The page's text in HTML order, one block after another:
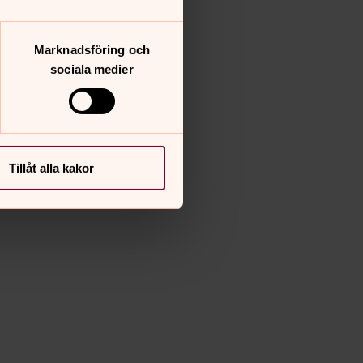
Marknadsföring och
sociala medier
Tillåt alla kakor